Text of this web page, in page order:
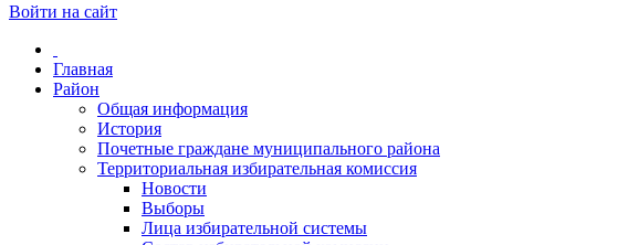
Войти на сайт
Главная
Район
Общая информация
История
Почетные граждане муниципального района
Территориальная избирательная комиссия
Новости
Выборы
Лица избирательной системы